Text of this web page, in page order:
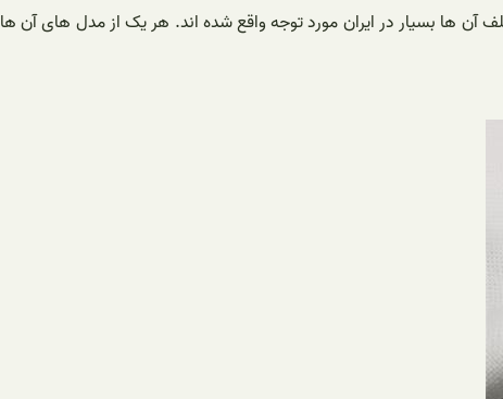
آن ها بسیار در ایران مورد توجه واقع شده اند. هر یک از مدل های آن ها